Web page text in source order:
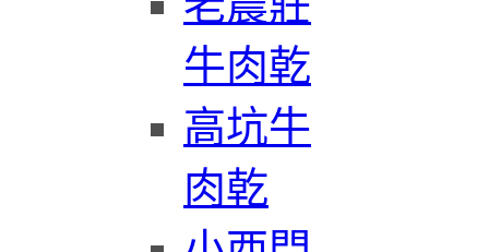
牛肉乾
高坑牛
肉乾